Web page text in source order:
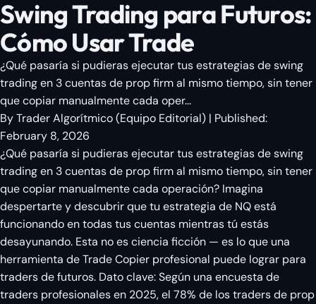
Swing Trading para Futuros:
Cómo Usar Trade
¿Qué pasaría si pudieras ejecutar tus estrategias de swing
trading en 3 cuentas de prop firm al mismo tiempo, sin tener
que copiar manualmente cada oper...
ByTrader Algorítmico(Equipo Editorial) | Published:
February 8, 2026
¿Qué pasaría si pudieras ejecutar tus estrategias de swing
trading en 3 cuentas de prop firm al mismo tiempo, sin tener
que copiar manualmente cada operación? Imagina
despertarte y descubrir que tu estrategia de NQ está
funcionando en todas tus cuentas mientras tú estás
desayunando. Esta no es ciencia ficción — es lo que una
herramienta de Trade Copier profesional puede lograr para
traders de futuros. Dato clave: Según una encuesta de
traders profesionales en 2025, el 78% de los traders de prop